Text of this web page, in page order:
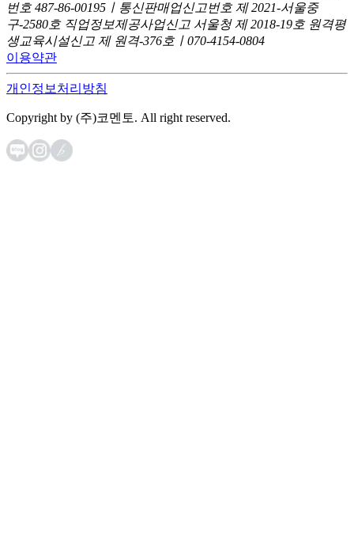
번호 487-86-00195ㅣ통신판매업신고번호 제 2021-서울중
구-2580호 직업정보제공사업신고 서울청 제 2018-19호 원격평
생교육시설신고 제 원격-376호ㅣ070-4154-0804
이용약관
개인정보처리방침
Copyright by (주)코멘토. All right reserved.